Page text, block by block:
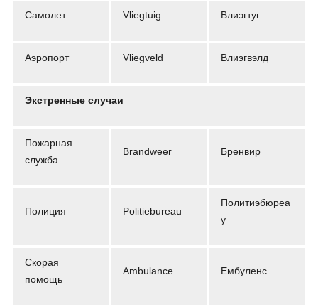
Самолет Vliegtuig Влиэгтуг
Аэропорт Vliegveld Влиэгвэлд
Экстренные случаи
Пожарная
служба
Brandweer Бренвир
Полиция Politiebureau
Политиэбюреа
у
Скорая
помощь
Ambulance Ембуленс